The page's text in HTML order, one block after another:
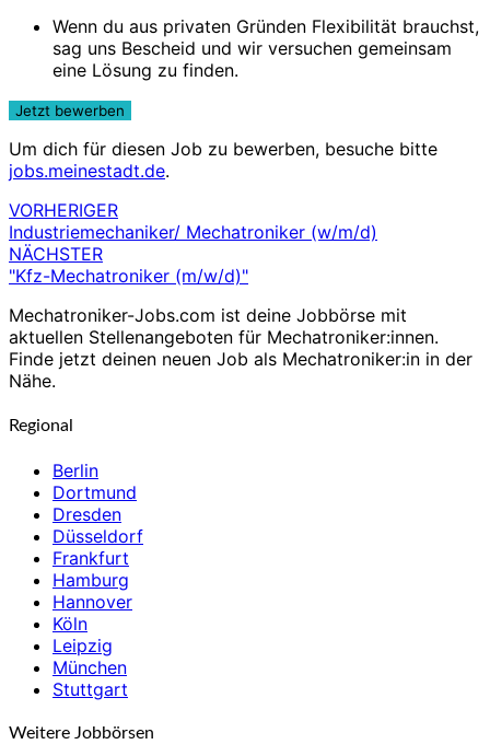
Wenn du aus privaten Gründen Flexibilität brauchst,
sag uns Bescheid und wir versuchen gemeinsam
eine Lösung zu finden.
Um dich für diesen Job zu bewerben, besuche bitte
jobs.meinestadt.de.
Beitragsnavigation
VORHERIGER
Industriemechaniker/ Mechatroniker (w/m/d)
NÄCHSTER
"Kfz-Mechatroniker (m/w/d)"
Mechatroniker-Jobs.com ist deine Jobbörse mit
aktuellen Stellenangeboten für Mechatroniker:innen.
Finde jetzt deinen neuen Job als Mechatroniker:in in der
Nähe.
Regional
Berlin
Dortmund
Dresden
Düsseldorf
Frankfurt
Hamburg
Hannover
Köln
Leipzig
München
Stuttgart
Weitere Jobbörsen